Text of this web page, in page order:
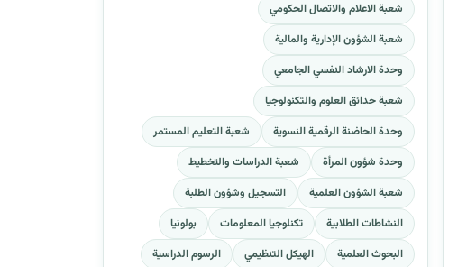
شعبة الاعلام والاتصال الحكومي
شعبة الشؤون الإدارية والمالية
وحدة الارشاد النفسي الجامعي
شعبة حدائق العلوم والتكنولوجيا
وحدة الحاضنة الرقمية النسوية
شعبة التعليم المستمر
وحدة شؤون المرأة
شعبة الدراسات والتخطيط
شعبة الشؤون العلمية
التسجيل وشؤون الطلبة
النشاطات الطلابية
تكنلوجيا المعلومات
بولونيا
البحوث العلمية
الهيكل التنظيمي
الرسوم الدراسية